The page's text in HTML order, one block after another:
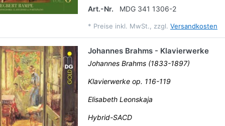
Art.-Nr.
MDG 341 1306-2
* Preise inkl. MwSt., zzgl. Versandkosten
Johannes Brahms - Klavierwerke
Johannes Brahms (1833-1897)
Klavierwerke op. 116-119
Elisabeth Leonskaja
Hybrid-SACD